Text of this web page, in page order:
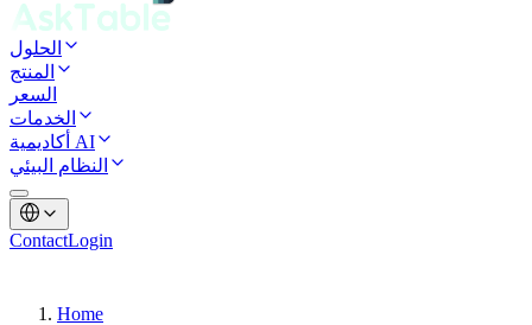
الحلول
المنتج
السعر
الخدمات
أكاديمية AI
النظام البيئي
ContactLogin
Home